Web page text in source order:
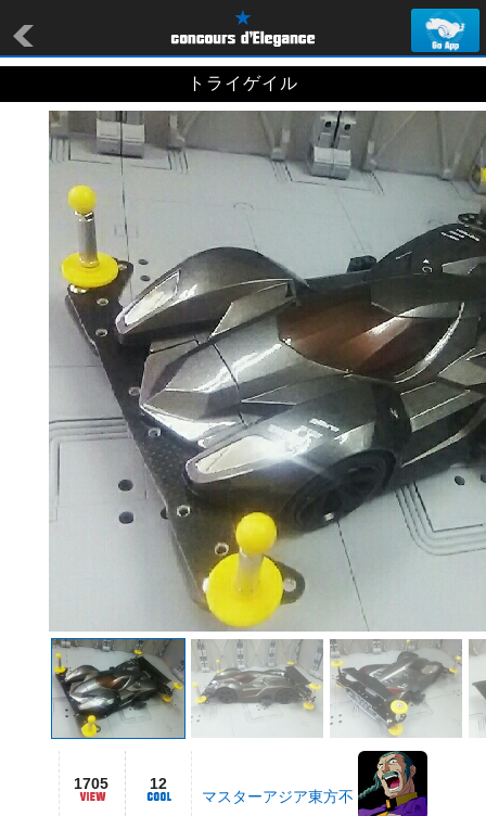
トライゲイル
1705 12
マスターアジア東方不